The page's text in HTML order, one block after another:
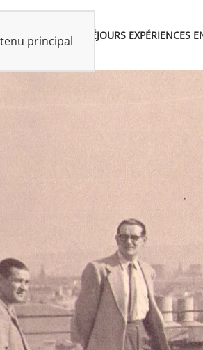
principal SÉJOURS EXPÉRIENCES